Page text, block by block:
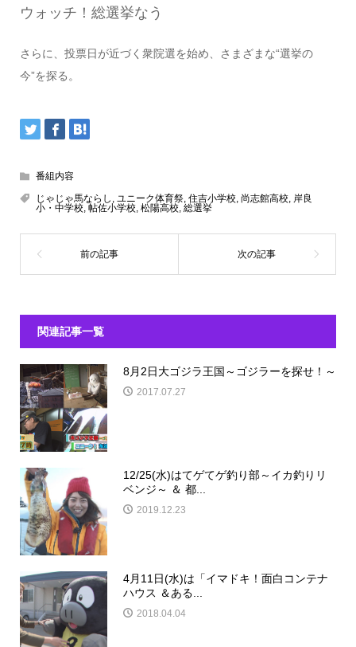
ウォッチ！総選挙なう
さらに、投票日が近づく衆院選を始め、さまざまな“選挙の
今”を探る。
番組内容
じゃじゃ馬ならし , ユニーク体育祭, 住吉小学校, 尚志館高校, 岸良
小・中学校, 帖佐小学校, 松陽高校, 総選挙
関連記事一覧
8月2日大ゴジラ王国～ゴジラーを探せ！～
2017.07.27
12/25(水)はてゲてゲ釣り部～イカ釣りリ
ベンジ～ ＆ 都...
2019.12.23
4月11日(水)は「イマドキ！面白コンテナ
ハウス ＆ある...
2018.04.04